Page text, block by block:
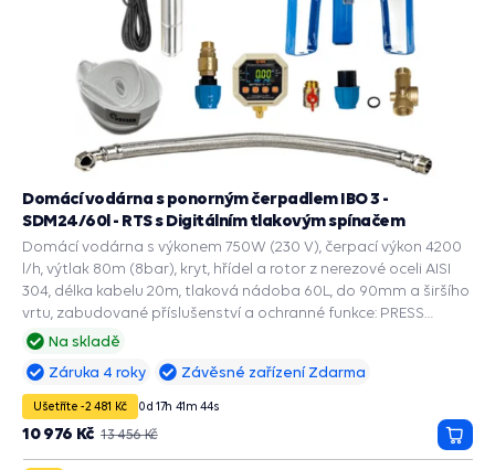
Na skladě
Domácí vodárna s ponorným čerpadlem IBO 3 -
SDM24/60l - RTS s Digitálním tlakovým spínačem
Domácí vodárna s výkonem 750W (230 V), čerpací výkon 4200
l/h, výtlak 80m (8bar), kryt, hřídel a rotor z nerezové oceli AISI
304, délka kabelu 20m, tlaková nádoba 60L, do 90mm a širšího
vrtu, zabudované příslušenství a ochranné funkce: PRESS
CONTROL na čerpadla, Automatický restart suchoběhu,
Ochrana proti vodnímu rázu.
Záruka 4 roky Závěsné zařízení Zdarma
Ušetříte -2 481 Kč 0d 17h 41m 43s
13 456 Kč
10 976 Kč
do